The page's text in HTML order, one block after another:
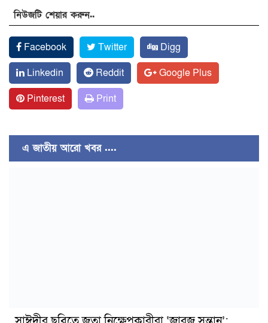
নিউজটি শেয়ার করুন..
Facebook Twitter
Digg
Linkedin
Reddit
Google Plus
Pinterest
Print
এ জাতীয় আরো খবর ....